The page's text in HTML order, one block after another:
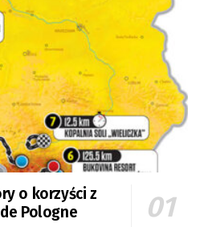
o korzyści z
Pologne